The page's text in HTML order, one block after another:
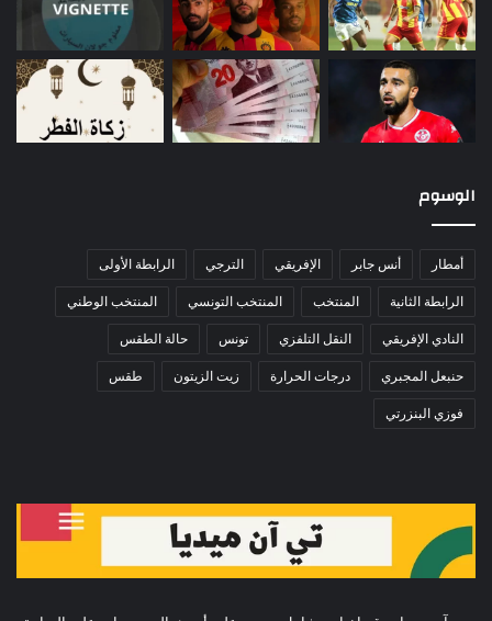
الوسوم
أمطار أنس جابر الإفريقي الترجي الرابطة الأولى
الرابطة الثانية المنتخب المنتخب التونسي المنتخب الوطني
النادي الإفريقي النقل التلفزي تونس حالة الطقس
حنبعل المجبري درجات الحرارة زيت الزيتون طقس
فوزي البنزرتي